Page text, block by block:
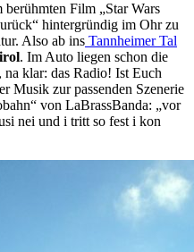
berühmten Film „Star Wars
hintergründig im Ohr zu
Also ab ins Tannheimer Tal
. Im Auto liegen schon die
klar: das Radio! Ist Euch
Musik zur passenden Szenerie
von LaBrassBanda: „vor
nei und i tritt so fest i kon